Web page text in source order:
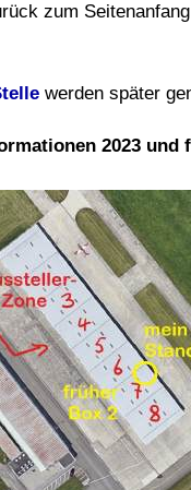
zum Seitenanfang
werden später
2023 und